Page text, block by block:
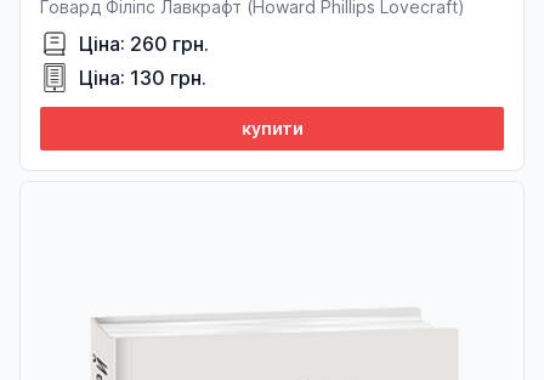
Говард Філіпс Лавкрафт (Howard Phillips Lovecraft)
Ціна: 260 грн.
Ціна: 130 грн.
купити